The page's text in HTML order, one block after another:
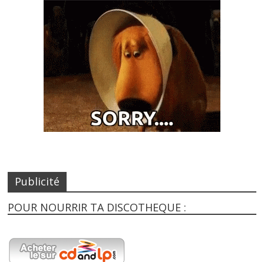
Publicité
POUR NOURRIR TA DISCOTHEQUE :